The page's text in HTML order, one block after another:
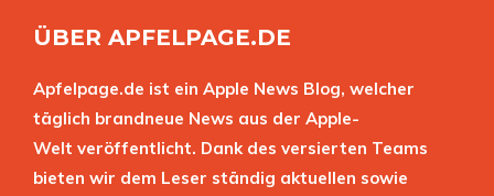
ÜBER APFELPAGE.DE
Apfelpage.de ist ein Apple News Blog, welcher
täglich brandneue News aus der Apple-
Welt veröffentlicht. Dank des versierten Teams
bieten wir dem Leser ständig aktuellen sowie